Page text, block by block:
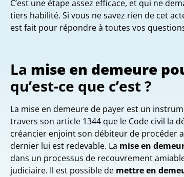
C’est une étape assez efficace, et qui ne
tiers habilité. Si vous ne savez rien de cet
est fait pour répondre à toutes vos
La mise en demeure
qu’est-ce que c’est ?
La mise en demeure de payer est un
travers son article 1344 que le Code civil la
créancier enjoint son débiteur de procéder
dernier lui est redevable. La mise en
dans un processus de recouvrement
judiciaire. Il est possible de mettre en